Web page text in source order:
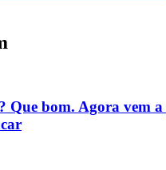
Que bom. Agora vem